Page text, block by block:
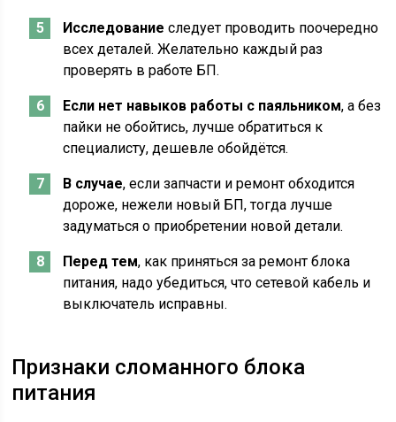
Исследование следует проводить поочередно
всех деталей. Желательно каждый раз
проверять в работе БП.
Если нет навыков работы с паяльником, а без
пайки не обойтись, лучше обратиться к
специалисту, дешевле обойдётся.
В случае, если запчасти и ремонт обходится
дороже, нежели новый БП, тогда лучше
задуматься о приобретении новой детали.
Перед тем, как приняться за ремонт блока
питания, надо убедиться, что сетевой кабель и
выключатель исправны.
Признаки сломанного блока
питания